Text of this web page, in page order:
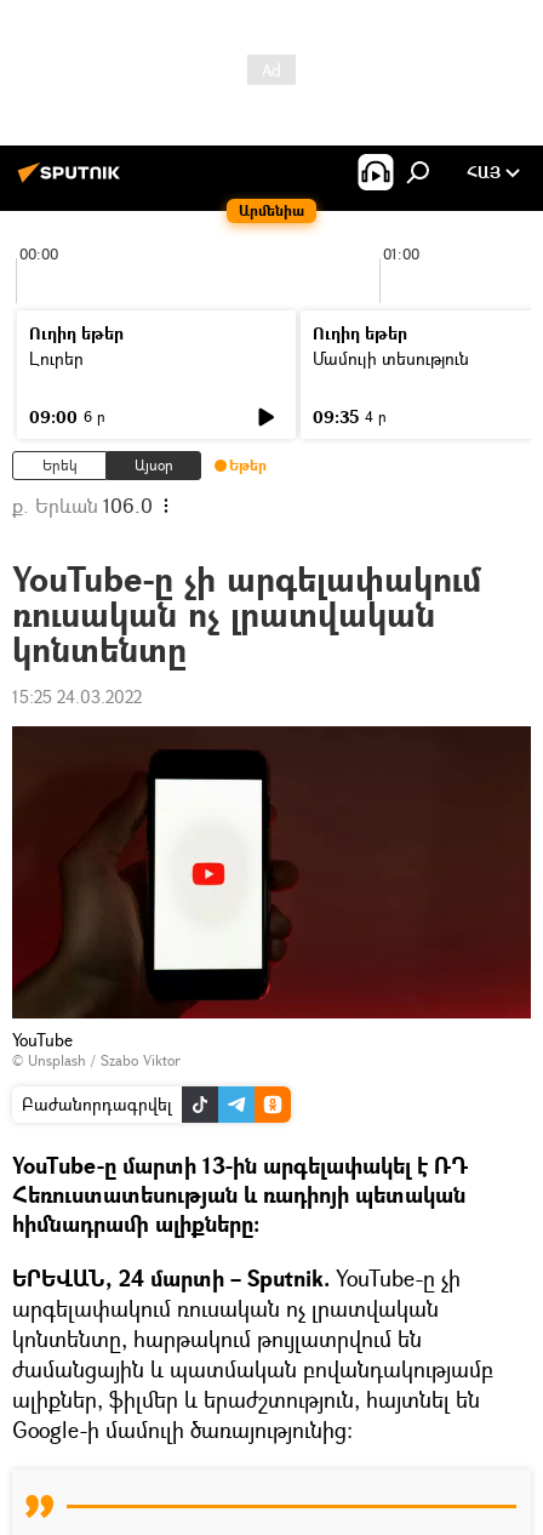
Արմենիա
ՀԱՅ
00:00 01:00
Ուղիղ եթեր
Լուրեր
09:00 6 ր
Ուղիղ եթեր
Մամուլի տեսություն
09:35 4 ր
Երեկ Այսօր Եթեր
ք. Երևան 106.0
YouTube-ը չի արգելափակում
ռուսական ոչ լրատվական
կոնտենտը
15:25 24.03.2022
YouTube
© Unsplash / Szabo Viktor
Բաժանորդագրվել
YouTube-ը մարտի 13-ին արգելափակել է ՌԴ
Հեռուստատեսության և ռադիոյի պետական
հիմնադրամի ալիքները։
ԵՐԵՎԱՆ, 24 մարտի – Sputnik. YouTube-ը չի
արգելափակում ռուսական ոչ լրատվական
կոնտենտը, հարթակում թույլատրվում են
ժամանցային և պատմական բովանդակությամբ
ալիքներ, ֆիլմեր և երաժշտություն, հայտնել են
Google-ի մամուլի ծառայությունից։